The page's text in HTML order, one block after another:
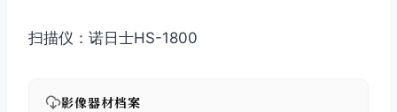
扫描仪：诺日士HS-1800
影像器材档案